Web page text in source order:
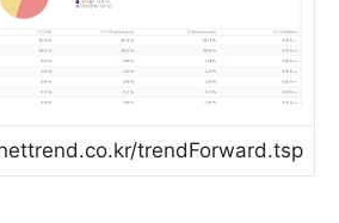
trendForward.tsp